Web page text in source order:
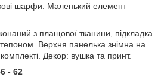
шарфи. Маленький елемент
з плащової тканини, підкладка
Верхня панелька знімна на
Декор: вушка та принт.
- 62